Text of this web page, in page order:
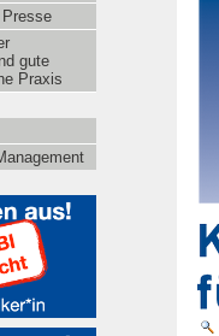
gute
Praxis